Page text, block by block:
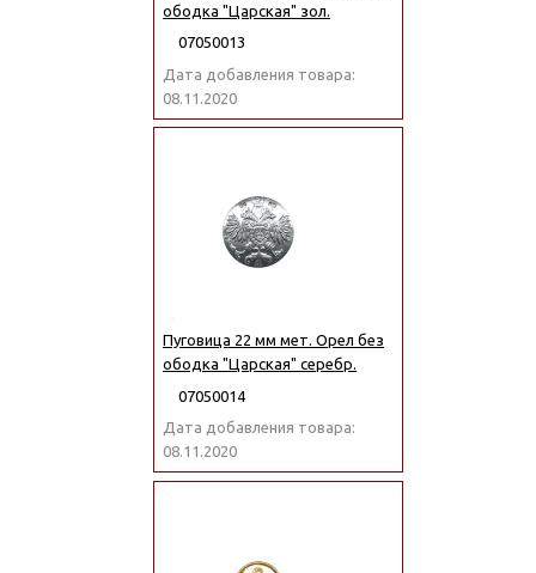
ободка "Царская" зол.
07050013
Дата добавления товара:
08.11.2020
Пуговица 22 мм мет. Орел без
ободка "Царская" серебр.
07050014
Дата добавления товара:
08.11.2020